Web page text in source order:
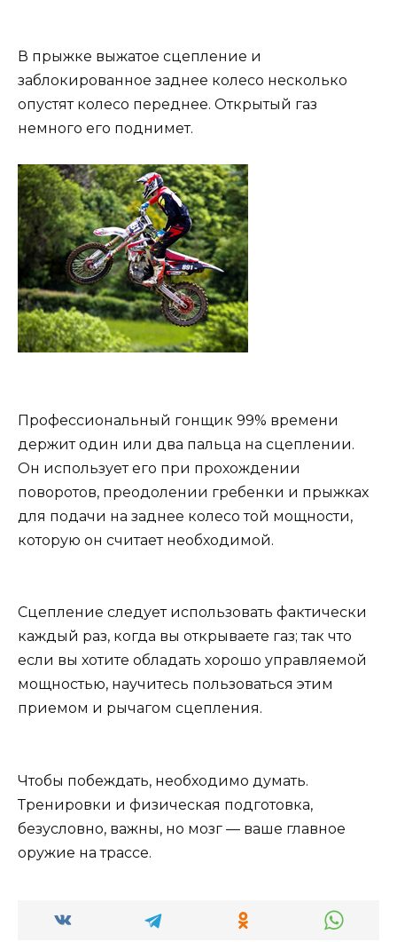
В прыжке выжатое сцепление и
заблокированное заднее колесо несколько
опустят колесо переднее. Открытый газ
немного его поднимет.
Профессиональный гонщик 99% времени
держит один или два пальца на сцеплении.
Он использует его при прохождении
поворотов, преодолении гребенки и прыжках
для подачи на заднее колесо той мощности,
которую он считает необходимой.
Сцепление следует использовать фактически
каждый раз, когда вы открываете газ; так что
если вы хотите обладать хорошо управляемой
мощностью, научитесь пользоваться этим
приемом и рычагом сцепления.
Чтобы побеждать, необходимо думать.
Тренировки и физическая подготовка,
безусловно, важны, но мозг — ваше главное
оружие на трассе.